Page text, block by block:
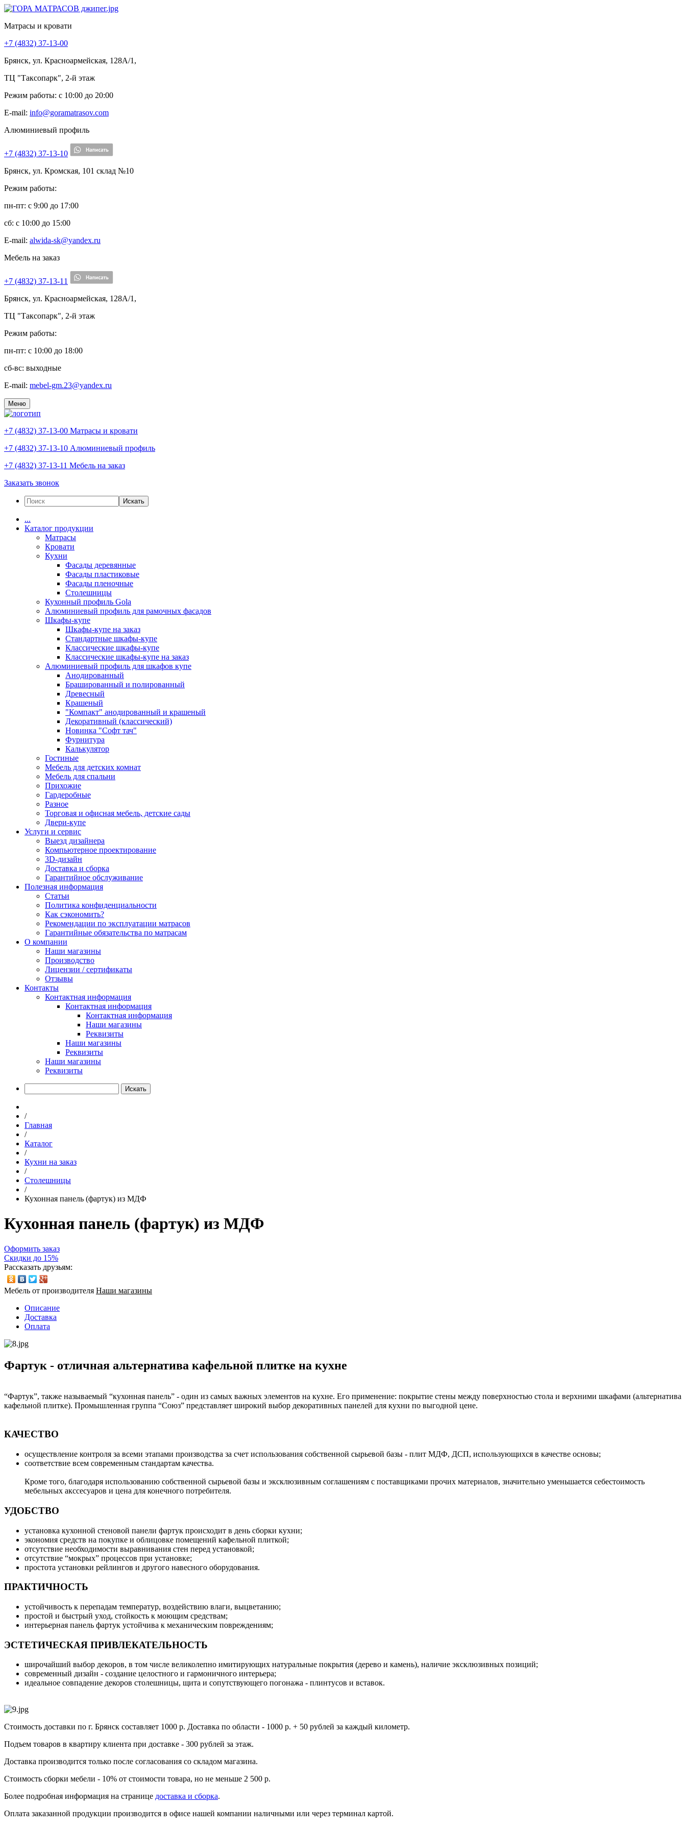
Матрасы и кровати
+7 (4832) 37-13-00
Брянск, ул. Красноармейская, 128А/1,
ТЦ "Таксопарк", 2-й этаж
Режим работы: c 10:00 до 20:00
E-mail: info@goramatrasov.com
Алюминиевый профиль
+7 (4832) 37-13-10
Брянск, ул. Кромская, 101 склад №10
Режим работы:
пн-пт: c 9:00 до 17:00
сб: c 10:00 до 15:00
E-mail: alwida-sk@yandex.ru
Мебель на заказ
+7 (4832) 37-13-11
Брянск, ул. Красноармейская, 128А/1,
ТЦ "Таксопарк", 2-й этаж
Режим работы:
пн-пт: c 10:00 до 18:00
сб-вс: выходные
E-mail: mebel-gm.23@yandex.ru
Меню
+7 (4832) 37-13-00 Матрасы и кровати
+7 (4832) 37-13-10 Алюминиевый профиль
+7 (4832) 37-13-11 Мебель на заказ
Заказать звонок
Искать
...
Каталог продукции
Матрасы
Кровати
Кухни
Фасады деревянные
Фасады пластиковые
Фасады пленочные
Столешницы
Кухонный профиль Gola
Алюминиевый профиль для рамочных фасадов
Шкафы-купе
Шкафы-купе на заказ
Стандартные шкафы-купе
Классические шкафы-купе
Классические шкафы-купе на заказ
Алюминиевый профиль для шкафов купе
Анодированный
Брашированный и полированный
Древесный
Крашеный
"Компакт" анодированный и крашеный
Декоративный (классический)
Новинка "Софт тач"
Фурнитура
Калькулятор
Гостиные
Мебель для детских комнат
Мебель для спальни
Прихожие
Гардеробные
Разное
Торговая и офисная мебель, детские сады
Двери-купе
Услуги и сервис
Выезд дизайнера
Компьютерное проектирование
3D-дизайн
Доставка и сборка
Гарантийное обслуживание
Полезная информация
Статьи
Политика конфиденциальности
Как сэкономить?
Рекомендации по эксплуатации матрасов
Гарантийные обязательства по матрасам
О компании
Наши магазины
Производство
Лицензии / сертификаты
Отзывы
Контакты
Контактная информация
Контактная информация
Контактная информация
Наши магазины
Реквизиты
Наши магазины
Реквизиты
Наши магазины
Реквизиты
Искать
/
Главная
/
Каталог
/
Кухни на заказ
/
Столешницы
/
Кухонная панель (фартук) из МДФ
Кухонная панель (фартук) из МДФ
Оформить заказ
Скидки до 15%
Рассказать друзьям:
Мебель от производителя Наши магазины
Описание
Доставка
Оплата
Фартук - отличная альтернатива кафельной плитке на кухне
“Фартук”, также называемый “кухонная панель” - один из самых важных элементов на кухне. Его применение: покрытие стены между поверхностью стола и верхними шкафами (альтернатива
кафельной плитке). Промышленная группа “Союз” представляет широкий выбор декоративных панелей для кухни по выгодной цене.
КАЧЕСТВО
осуществление контроля за всеми этапами производства за счет использования собственной сырьевой базы - плит МДФ, ДСП, использующихся в качестве основы;
соответствие всем современным стандартам качества.
Кроме того, благодаря использованию собственной сырьевой базы и эксклюзивным соглашениям с поставщиками прочих материалов, значительно уменьшается себестоимость
мебельных акссесуаров и цена для конечного потребителя.
УДОБСТВО
установка кухонной стеновой панели фартук происходит в день сборки кухни;
экономия средств на покупке и облицовке помещений кафельной плиткой;
отсутствие необходимости выравнивания стен перед установкой;
отсутствие “мокрых” процессов при установке;
простота установки рейлингов и другого навесного оборудования.
ПРАКТИЧНОСТЬ
устойчивость к перепадам температур, воздействию влаги, выцветанию;
простой и быстрый уход, стойкость к моющим средствам;
интерьерная панель фартук устойчива к механическим повреждениям;
ЭСТЕТИЧЕСКАЯ ПРИВЛЕКАТЕЛЬНОСТЬ
широчайший выбор декоров, в том числе великолепно имитирующих натуральные покрытия (дерево и камень), наличие эксклюзивных позиций;
современный дизайн - создание целостного и гармоничного интерьера;
идеальное совпадение декоров столешницы, щита и сопутствующего погонажа - плинтусов и вставок.
Стоимость доставки по г. Брянск составляет 1000 р. Доставка по области - 1000 р. + 50 рублей за каждый километр.
Подъем товаров в квартиру клиента при доставке - 300 рублей за этаж.
Доставка производится только после согласования со складом магазина.
Стоимость сборки мебели - 10% от стоимости товара, но не меньше 2 500 р.
Более подробная информация на странице доставка и сборка.
Оплата заказанной продукции производится в офисе нашей компании наличными или через терминал картой.